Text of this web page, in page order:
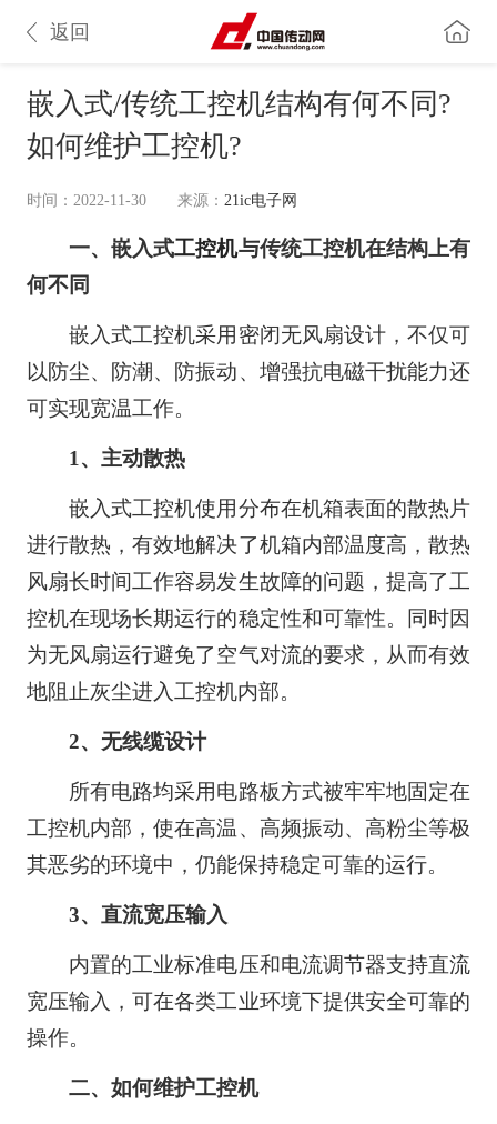
返回
嵌入式/传统工控机结构有何不同?
如何维护工控机?
时间：2022-11-30 来源： 21ic电子网
一、嵌入式工控机与传统工控机在结构上有
何不同
嵌入式工控机采用密闭无风扇设计，不仅可
以防尘、防潮、防振动、增强抗电磁干扰能力还
可实现宽温工作。
1、主动散热
嵌入式工控机使用分布在机箱表面的散热片
进行散热，有效地解决了机箱内部温度高，散热
风扇长时间工作容易发生故障的问题，提高了工
控机在现场长期运行的稳定性和可靠性。同时因
为无风扇运行避免了空气对流的要求，从而有效
地阻止灰尘进入工控机内部。
2、无线缆设计
所有电路均采用电路板方式被牢牢地固定在
工控机内部，使在高温、高频振动、高粉尘等极
其恶劣的环境中，仍能保持稳定可靠的运行。
3、直流宽压输入
内置的工业标准电压和电流调节器支持直流
宽压输入，可在各类工业环境下提供安全可靠的
操作。
二、如何维护工控机